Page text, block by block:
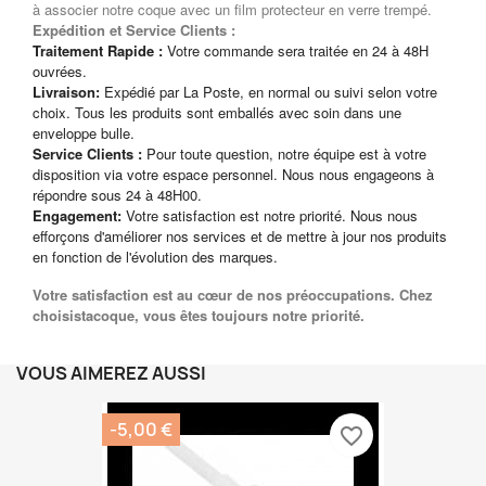
à associer notre coque avec un film protecteur en verre trempé.
Expédition et Service Clients :
Traitement Rapide : Votre commande sera traitée en 24 à 48H
ouvrées.
Livraison: Expédié par La Poste, en normal ou suivi selon votre
choix. Tous les produits sont emballés avec soin dans une
enveloppe bulle.
Service Clients : Pour toute question, notre équipe est à votre
disposition via votre espace personnel. Nous nous engageons à
répondre sous 24 à 48H00.
Engagement: Votre satisfaction est notre priorité. Nous nous
efforçons d'améliorer nos services et de mettre à jour nos produits
en fonction de l'évolution des marques.
Votre satisfaction est au cœur de nos préoccupations. Chez
choisistacoque, vous êtes toujours notre priorité.
VOUS AIMEREZ AUSSI
-5,00 € favorite_border